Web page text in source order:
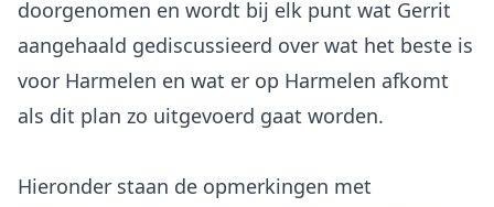
doorgenomen en wordt bij elk punt wat Gerrit
aangehaald gediscussieerd over wat het beste is
voor Harmelen en wat er op Harmelen afkomt
als dit plan zo uitgevoerd gaat worden.
Hieronder staan de opmerkingen met